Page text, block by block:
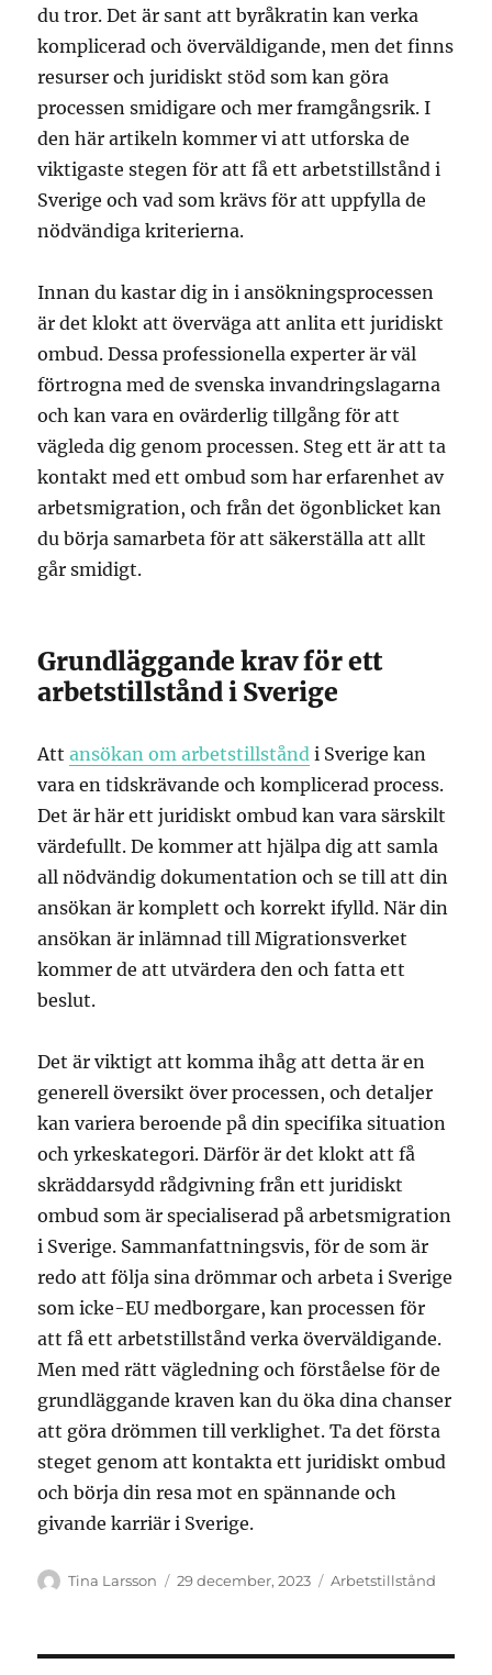
du tror. Det är sant att byråkratin kan verka
komplicerad och överväldigande, men det finns
resurser och juridiskt stöd som kan göra
processen smidigare och mer framgångsrik. I
den här artikeln kommer vi att utforska de
viktigaste stegen för att få ett arbetstillstånd i
Sverige och vad som krävs för att uppfylla de
nödvändiga kriterierna.
Innan du kastar dig in i ansökningsprocessen
är det klokt att överväga att anlita ett juridiskt
ombud. Dessa professionella experter är väl
förtrogna med de svenska invandringslagarna
och kan vara en ovärderlig tillgång för att
vägleda dig genom processen. Steg ett är att ta
kontakt med ett ombud som har erfarenhet av
arbetsmigration, och från det ögonblicket kan
du börja samarbeta för att säkerställa att allt
går smidigt.
Grundläggande krav för ett
arbetstillstånd i Sverige
Attansökan om arbetstillstånd i Sverige kan
vara en tidskrävande och komplicerad process.
Det är här ett juridiskt ombud kan vara särskilt
värdefullt. De kommer att hjälpa dig att samla
all nödvändig dokumentation och se till att din
ansökan är komplett och korrekt ifylld. När din
ansökan är inlämnad till Migrationsverket
kommer de att utvärdera den och fatta ett
beslut.
Det är viktigt att komma ihåg att detta är en
generell översikt över processen, och detaljer
kan variera beroende på din specifika situation
och yrkeskategori. Därför är det klokt att få
skräddarsydd rådgivning från ett juridiskt
ombud som är specialiserad på arbetsmigration
i Sverige. Sammanfattningsvis, för de som är
redo att följa sina drömmar och arbeta i Sverige
som icke-EU medborgare, kan processen för
att få ett arbetstillstånd verka överväldigande.
Men med rätt vägledning och förståelse för de
grundläggande kraven kan du öka dina chanser
att göra drömmen till verklighet. Ta det första
steget genom att kontakta ett juridiskt ombud
och börja din resa mot en spännande och
givande karriär i Sverige.
Författare
Tina Larsson
Publicerat
29 december, 2023 Kategorier
Arbetstillstånd